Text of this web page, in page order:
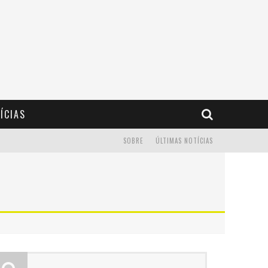
ÚLTIMAS NOTÍCIAS
SOBRE